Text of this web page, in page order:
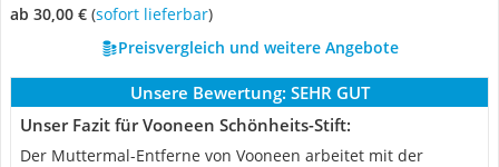
ab 30,00 € ( Sofort lieferbar)
Preisvergleich und weitere Angebote
Unsere Bewertung: SEHR GUT
Unser Fazit für Vooneen Schönheits-Stift:
Der Muttermal-Entferne von Vooneen arbeitet mit der